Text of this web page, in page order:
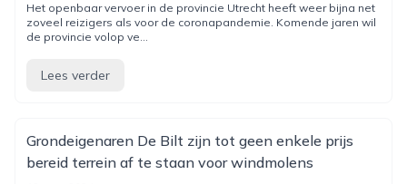
Het openbaar vervoer in de provincie Utrecht heeft weer bijna net
zoveel reizigers als voor de coronapandemie. Komende jaren wil
de provincie volop ve...
Lees verder
Grondeigenaren De Bilt zijn tot geen enkele prijs
bereid terrein af te staan voor windmolens